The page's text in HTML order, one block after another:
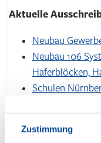
Zustimmung
Aktuelle
Neubau
Neubau 106
Haferblöcken,
Schulen
Neubau B&B